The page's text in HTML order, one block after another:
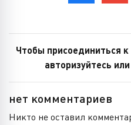
Чтобы присоединиться
авторизуйтесь
нет комментариев
Никто не оставил